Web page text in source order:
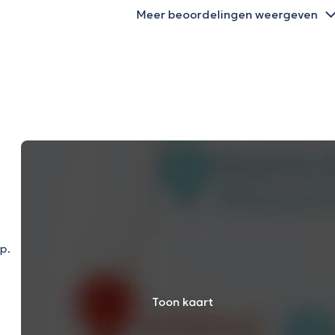
Meer beoordelingen weergeven
Toon kaart